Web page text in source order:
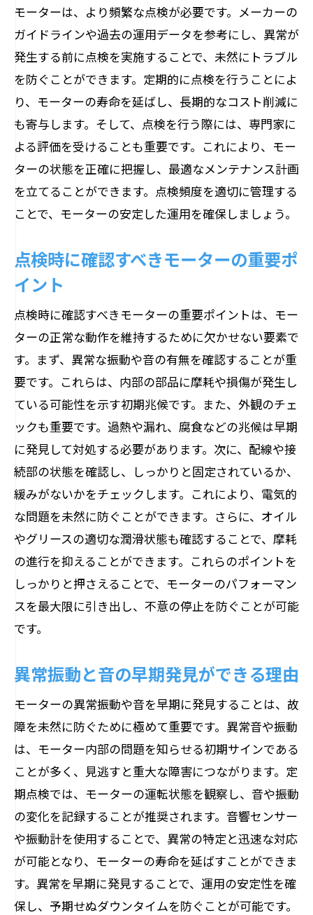
モーターの絶縁材料の選定と管理法
絶縁抵抗測定器の選び方と使用方法
絶縁不良の早期発見でトラブルを回避
定期的な抵抗測定のタイミングと手順
日常点検と定期点検の組み合わせでモーター
を守る
日常点検で異常を早期に発見する方法
定期点検との連携でモーターの寿命を延
ばす
定期点検に加えることで得られる効果
日常点検と定期点検の役割分担
予期せぬ停止を防ぐ！モーター点検のチェッ
クポイント
停止を未然に防ぐための必須点検項目
異常発生時の迅速な対応法と予防策
チェックリストを活用した点検効率化
モーターの健康状態を維持するための工
夫
点検結果から見たトラブル事例と改善策
企業運営における停止リスクの最小化
モーター点検が企業に与える経済的メリット
点検を通じたコスト削減効果の実例
経済的視点で見るモーター点検の価値
点検を通じた設備投資の最適化
モーター点検がもたらす長期的利益
モーターは、より頻繁な点検が必要です。メーカーの
ガイドラインや過去の運用データを参考にし、異常が
発生する前に点検を実施することで、未然にトラブル
を防ぐことができます。定期的に点検を行うことによ
り、モーターの寿命を延ばし、長期的なコスト削減に
も寄与します。そして、点検を行う際には、専門家に
よる評価を受けることも重要です。これにより、モー
ターの状態を正確に把握し、最適なメンテナンス計画
を立てることができます。点検頻度を適切に管理する
ことで、モーターの安定した運用を確保しましょう。
点検時に確認すべきモーターの重要ポ
イント
点検時に確認すべきモーターの重要ポイントは、モー
ターの正常な動作を維持するために欠かせない要素で
す。まず、異常な振動や音の有無を確認することが重
要です。これらは、内部の部品に摩耗や損傷が発生し
ている可能性を示す初期兆候です。また、外観のチェ
ックも重要です。過熱や漏れ、腐食などの兆候は早期
に発見して対処する必要があります。次に、配線や接
続部の状態を確認し、しっかりと固定されているか、
緩みがないかをチェックします。これにより、電気的
な問題を未然に防ぐことができます。さらに、オイル
やグリースの適切な潤滑状態も確認することで、摩耗
の進行を抑えることができます。これらのポイントを
しっかりと押さえることで、モーターのパフォーマン
スを最大限に引き出し、不意の停止を防ぐことが可能
です。
異常振動と音の早期発見ができる理由
モーターの異常振動や音を早期に発見することは、故
障を未然に防ぐために極めて重要です。異常音や振動
は、モーター内部の問題を知らせる初期サインである
ことが多く、見逃すと重大な障害につながります。定
期点検では、モーターの運転状態を観察し、音や振動
の変化を記録することが推奨されます。音響センサー
や振動計を使用することで、異常の特定と迅速な対応
が可能となり、モーターの寿命を延ばすことができま
す。異常を早期に発見することで、運用の安定性を確
保し、予期せぬダウンタイムを防ぐことが可能です。